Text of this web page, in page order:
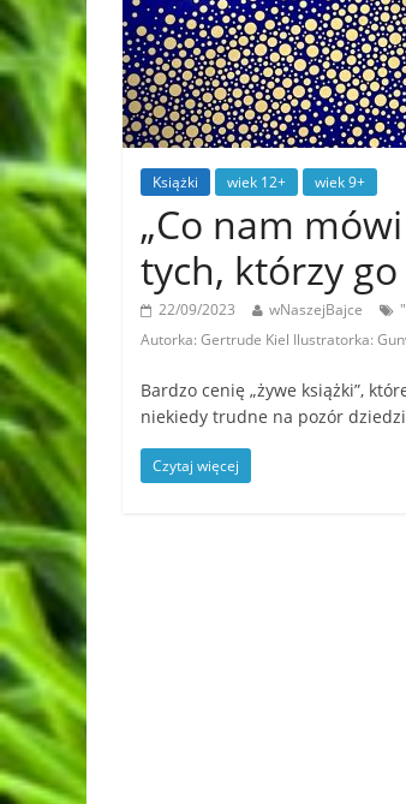
Książki wiek 12+ wiek 9+
„Co nam
tych, którzy
22/09/2023 wNaszejBajce
Autorka: Gertrude Kiel Ilustratorka:
Bardzo cenię „żywe książki”,
niekiedy trudne na pozór
Czytaj więcej